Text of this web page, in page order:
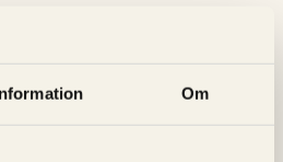
Om
på URL:en minimeras risken att
innehåll eftersom den
länken indikerar för Googlebot
originalet. Detta gör att URL:er
eller affiliate-id:n inte